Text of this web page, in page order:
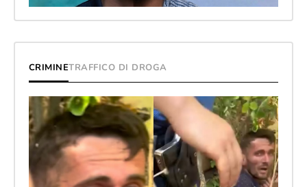
CRIMINETRAFFICO DI DROGA